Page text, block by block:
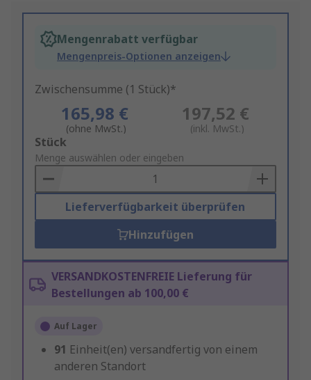
Mengenrabatt verfügbar
Mengenpreis-Optionen anzeigen
Zwischensumme (1 Stück)*
165,98 €
(ohne MwSt.)
197,52 €
(inkl. MwSt.)
Add
to
Basket
Stück
Menge auswählen oder eingeben
Lieferverfügbarkeit überprüfen
Hinzufügen
VERSANDKOSTENFREIE Lieferung für
Bestellungen ab 100,00 €
Auf Lager
91 Einheit(en) versandfertig von einem
anderen Standort